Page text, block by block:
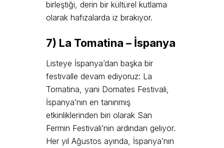
birleştiği, derin bir kültürel kutlama
olarak hafızalarda iz bırakıyor.
7) La Tomatina – İspanya
Listeye İspanya’dan başka bir
festivalle devam ediyoruz: La
Tomatina, yani Domates Festivali,
İspanya’nın en tanınmış
etkinliklerinden biri olarak San
Fermin Festivali’nin ardından geliyor.
Her yıl Ağustos ayında, İspanya’nın